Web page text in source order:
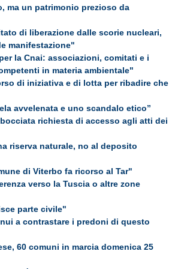
ma un patrimonio prezioso da
di liberazione dalle scorie nucleari,
manifestazione"
la Cnai: associazioni, comitati e i
in materia ambientale"
di iniziativa e di lotta per ribadire che
avvelenata e uno scandalo etico”
richiesta di accesso agli atti dei
riserva naturale, no al deposito
di Viterbo fa ricorso al Tar"
verso la Tuscia o altre zone
parte civile"
a contrastare i predoni di questo
60 comuni in marcia domenica 25